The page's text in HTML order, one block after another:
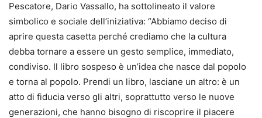
Pescatore, Dario Vassallo, ha sottolineato il valore
simbolico e sociale dell’iniziativa: “Abbiamo deciso di
aprire questa casetta perché crediamo che la cultura
debba tornare a essere un gesto semplice, immediato,
condiviso. Il libro sospeso è un’idea che nasce dal popolo
e torna al popolo. Prendi un libro, lasciane un altro: è un
atto di fiducia verso gli altri, soprattutto verso le nuove
generazioni, che hanno bisogno di riscoprire il piacere